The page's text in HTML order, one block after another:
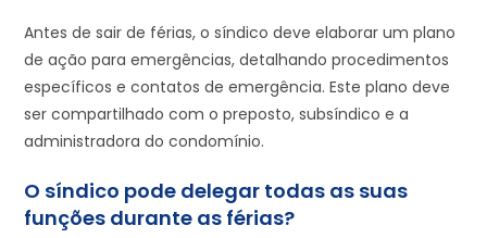
Antes de sair de férias, o síndico deve elaborar um plano
de ação para emergências, detalhando procedimentos
específicos e contatos de emergência. Este plano deve
ser compartilhado com o preposto, subsíndico e a
administradora do condomínio.
O síndico pode delegar todas as suas
funções durante as férias?